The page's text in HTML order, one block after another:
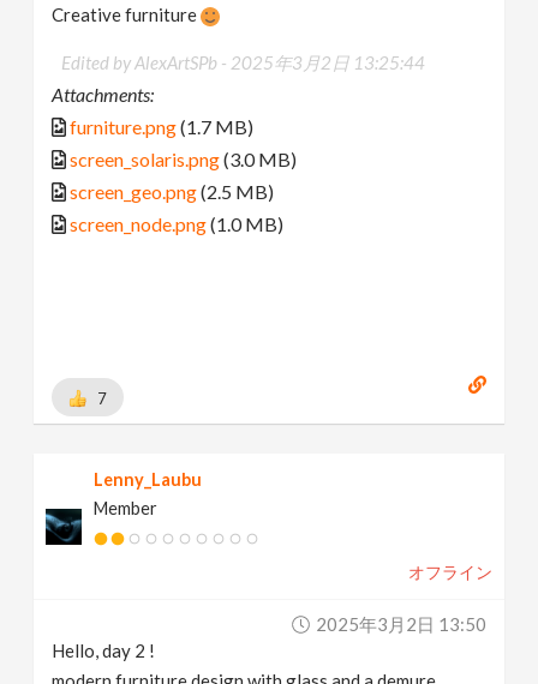
Creative furniture
Edited by AlexArtSPb - 2025年3月2日 13:25:44
Attachments:
furniture.png(1.7 MB)
screen_solaris.png(3.0 MB)
screen_geo.png(2.5 MB)
screen_node.png(1.0 MB)
7
Lenny_Laubu
Member
オフライン
2025年3月2日 13:50
Hello, day 2 !